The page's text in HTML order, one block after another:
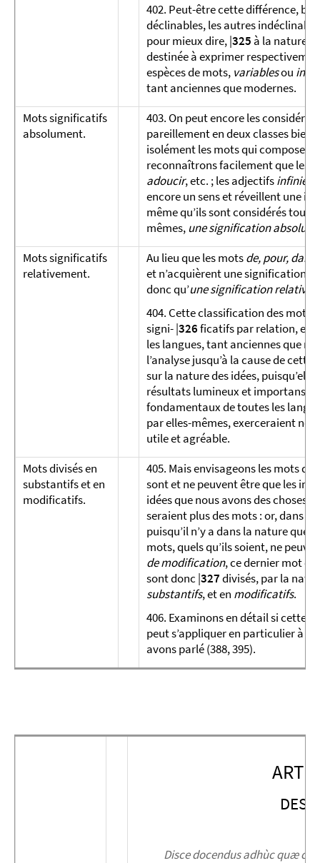
402. Peut-être cette différence,
déclinables, les autres
pour mieux dire, |325 à la nature
destinée à exprimer
espèces de mots, variablesou
tant anciennes que modernes.
Mots signi­fi­catifs
abso­lument.
403. On peut encore les
pareillement en deux classes bien
isolément les mots qui composent
reconnaîtrons facilement que les
adoucir, etc. ; les adjectifsinfinie,
encore un sens et réveillent une
même qu’ils sont considérés tout
mêmes,une signification absolue
Mots signi­fi­ca­tifs
relative­ment.
Au lieu que les motsde, pour,
et n’acquièrent une signification
donc qu’une signification relative
404. Cette classification des mots
signi- |326ficatifs par relation, est
les langues, tant anciennes que
l’analyse jusqu’à la cause de
sur la nature des idées,
résultats lumineux et importans,
fondamentaux de toutes les
par elles-mêmes, exerceraient
utile et agréable.
Mots divisés en
substantifs et en
modifi­catifs.
405. Mais envisageons les mots
sont et ne peuvent être que les
idées que nous avons des choses,
seraient plus des mots : or, dans
puisqu’il n’y a dans la nature que
mots, quels qu’ils soient, ne
de modification, ce dernier mot
sont donc |327divisés, par la
substantifs, et en modificatifs.
406. Examinons en détail si cette
peut s’appliquer en particulier à
avons parlé (388, 395).
DES
Disce docendus adhùc quæ